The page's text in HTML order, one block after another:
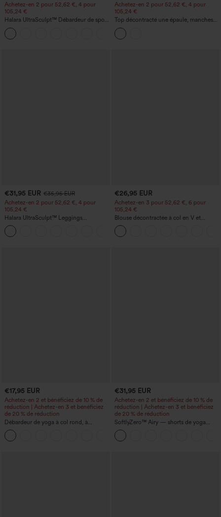
Achetez-en 2 pour 52,62 €, 4 pour
105,24 €
Halara UltraSculpt™ Débardeur de sport
à col rond et ourlet arrondi
Achetez-en 2 pour 52,62 €, 4 pour
105,24 €
Top décontracté une épaule, manches
courtes, ourlet arrondi hi-low,
soutien‑gorge intégré, motif à pois
€31,95 EUR €35,95 EUR
Achetez-en 2 pour 52,62 €, 4 pour
105,24 €
Halara UltraSculpt™ Leggings
d'entraînement sculptants taille haute,
effet ventre plat, avec poche
€26,95 EUR
Achetez-en 3 pour 52,62 €, 6 pour
105,24 €
Blouse décontractée à col en V et
manches courtes bouffantes
€17,95 EUR
Achetez-en 2 et bénéficiez de 10 % de
réduction | Achetez-en 3 et bénéficiez
de 20 % de réduction
Débardeur de yoga à col rond, à
fronces, effet rafraîchissant - UPF50+
€31,95 EUR
Achetez-en 2 et bénéficiez de 10 % de
réduction | Achetez-en 3 et bénéficiez
de 20 % de réduction
SoftlyZero™ Airy — shorts de yoga
super taille haute 2-en-1 InstantCool
avec poches